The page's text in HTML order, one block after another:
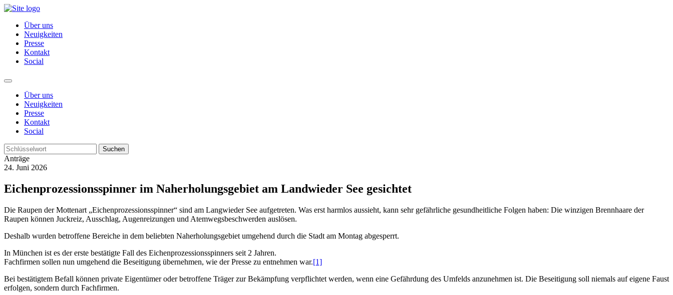
Über uns
Neuigkeiten
Presse
Kontakt
Social
Über uns
Neuigkeiten
Presse
Kontakt
Social
Suchen
Anträge
24. Juni 2026
Eichenprozessionsspinner im Naherholungsgebiet am Landwieder See gesichtet
Die Raupen der Mottenart „Eichenprozessionsspinner“ sind am Langwieder See aufgetreten. Was erst harmlos aussieht, kann sehr gefährliche gesundheitliche Folgen haben: Die winzigen Brennhaare der
Raupen können Juckreiz, Ausschlag, Augenreizungen und Atemwegsbeschwerden auslösen.
Deshalb wurden betroffene Bereiche in dem beliebten Naherholungsgebiet umgehend durch die Stadt am Montag abgesperrt.
In München ist es der erste bestätigte Fall des Eichenprozessionsspinners seit 2 Jahren.
Fachfirmen sollen nun umgehend die Beseitigung übernehmen, wie der Presse zu entnehmen war.[1]
Bei bestätigtem Befall können private Eigentümer oder betroffene Träger zur Bekämpfung verpflichtet werden, wenn eine Gefährdung des Umfelds anzunehmen ist. Die Beseitigung soll niemals auf eigene Faust
erfolgen, sondern durch Fachfirmen.